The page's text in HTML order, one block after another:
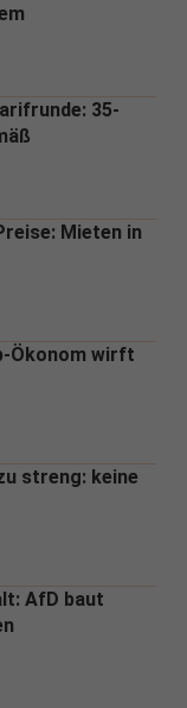
35-
Mieten in
Ökonom wirft
streng: keine
AfD baut